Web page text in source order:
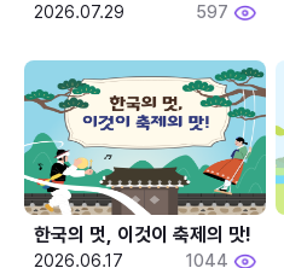
2026.07.29 597
한국의 멋, 이것이 축제의 맛!
2026.06.17 1044